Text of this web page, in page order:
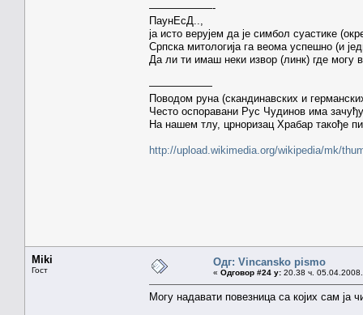
——————-
ПаунЕсД..,
ја исто верујем да је симбол суастике
Српска митологија га веома успешно (и
Да ли ти имаш неки извор (линк) где могу
——————
Поводом руна (скандинавских и
Често оспоравани Рус Чудинов има
На нашем тлу, црноризац Храбар такође
http://upload.wikimedia.org/wikipedia/mk/
Miki
Гост
Одг: Vincansko pismo
« Одговор #24 у: 20.38 ч.
Могу надавати повезница са којих сам ја